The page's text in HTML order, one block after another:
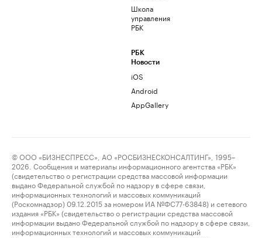
Школа
управления
РБК
РБК
Новости
iOS
Android
AppGallery
© ООО «БИЗНЕСПРЕСС», АО «РОСБИЗНЕСКОНСАЛТИНГ», 1995–
2026. Сообщения и материалы информационного агентства «РБК»
(свидетельство о регистрации средства массовой информации
выдано Федеральной службой по надзору в сфере связи,
информационных технологий и массовых коммуникаций
(Роскомнадзор) 09.12.2015 за номером ИА №ФС77-63848) и сетевого
издания «РБК» (свидетельство о регистрации средства массовой
информации выдано Федеральной службой по надзору в сфере связи,
информационных технологий и массовых коммуникаций